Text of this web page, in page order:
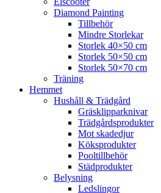
Diamond Painting
Tillbehör
Mindre Storlekar
Storlek 40×50 cm
Storlek 50×50 cm
Storlek 50×70 cm
Träning
Hemmet
Hushåll & Trädgård
Gräsklipparknivar
Trädgårdsprodukter
Mot skadedjur
Köksprodukter
Pooltillbehör
Städprodukter
Belysning
Ledslingor